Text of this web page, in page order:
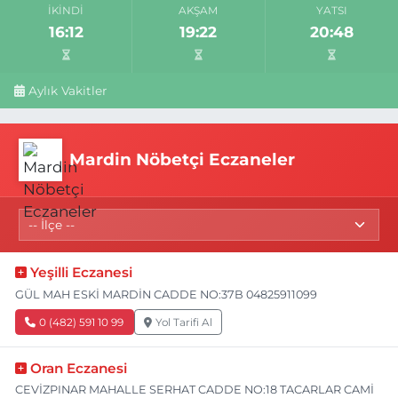
İKINDI
16:12
AKŞAM
19:22
YATSI
20:48
Aylık Vakitler
Mardin Nöbetçi Eczaneler
Yeşilli Eczanesi
GÜL MAH ESKİ MARDİN CADDE NO:37B 04825911099
0 (482) 591 10 99 Yol Tarifi Al
Oran Eczanesi
CEVİZPINAR MAHALLE SERHAT CADDE NO:18 TACARLAR CAMİ